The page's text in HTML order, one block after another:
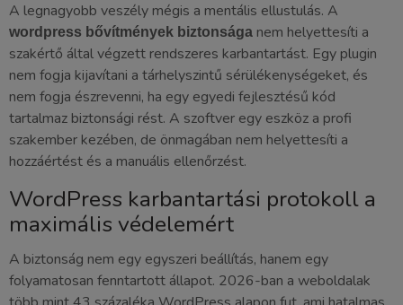
A legnagyobb veszély mégis a mentális ellustulás. A
wordpress bővítmények biztonsága nem helyettesíti a
szakértő által végzett rendszeres karbantartást. Egy plugin
nem fogja kijavítani a tárhelyszintű sérülékenységeket, és
nem fogja észrevenni, ha egy egyedi fejlesztésű kód
tartalmaz biztonsági rést. A szoftver egy eszköz a profi
szakember kezében, de önmagában nem helyettesíti a
hozzáértést és a manuális ellenőrzést.
WordPress karbantartási protokoll a
maximális védelemért
A biztonság nem egy egyszeri beállítás, hanem egy
folyamatosan fenntartott állapot. 2026-ban a weboldalak